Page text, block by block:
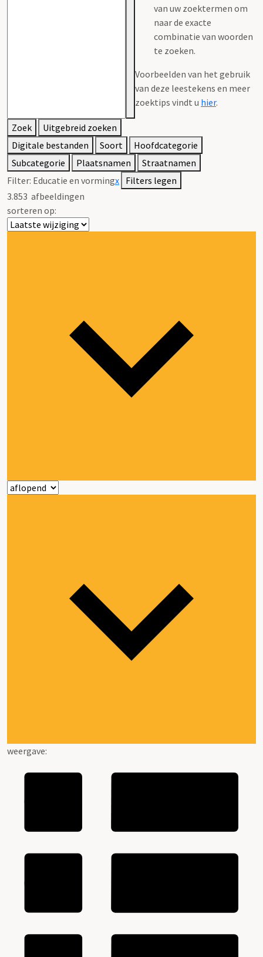
van uw zoektermen om
naar de exacte
combinatie van woorden
te zoeken.
Voorbeelden van het gebruik
van deze leestekens en meer
zoektips vindt u hier.
Zoek
Uitgebreid zoeken
Digitale bestanden
Soort
Hoofdcategorie
Subcategorie
Plaatsnamen
Straatnamen
Filter: Educatie en vormingx Filters legen
3.853 afbeeldingen
sorteren op:
weergave: